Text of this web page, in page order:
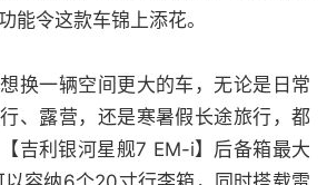
能令这款车锦上添花。
换一辆空间更大的车，无论是日常
、露营，还是寒暑假长途旅行，都
吉利银河星舰7 EM-i】后备箱最大